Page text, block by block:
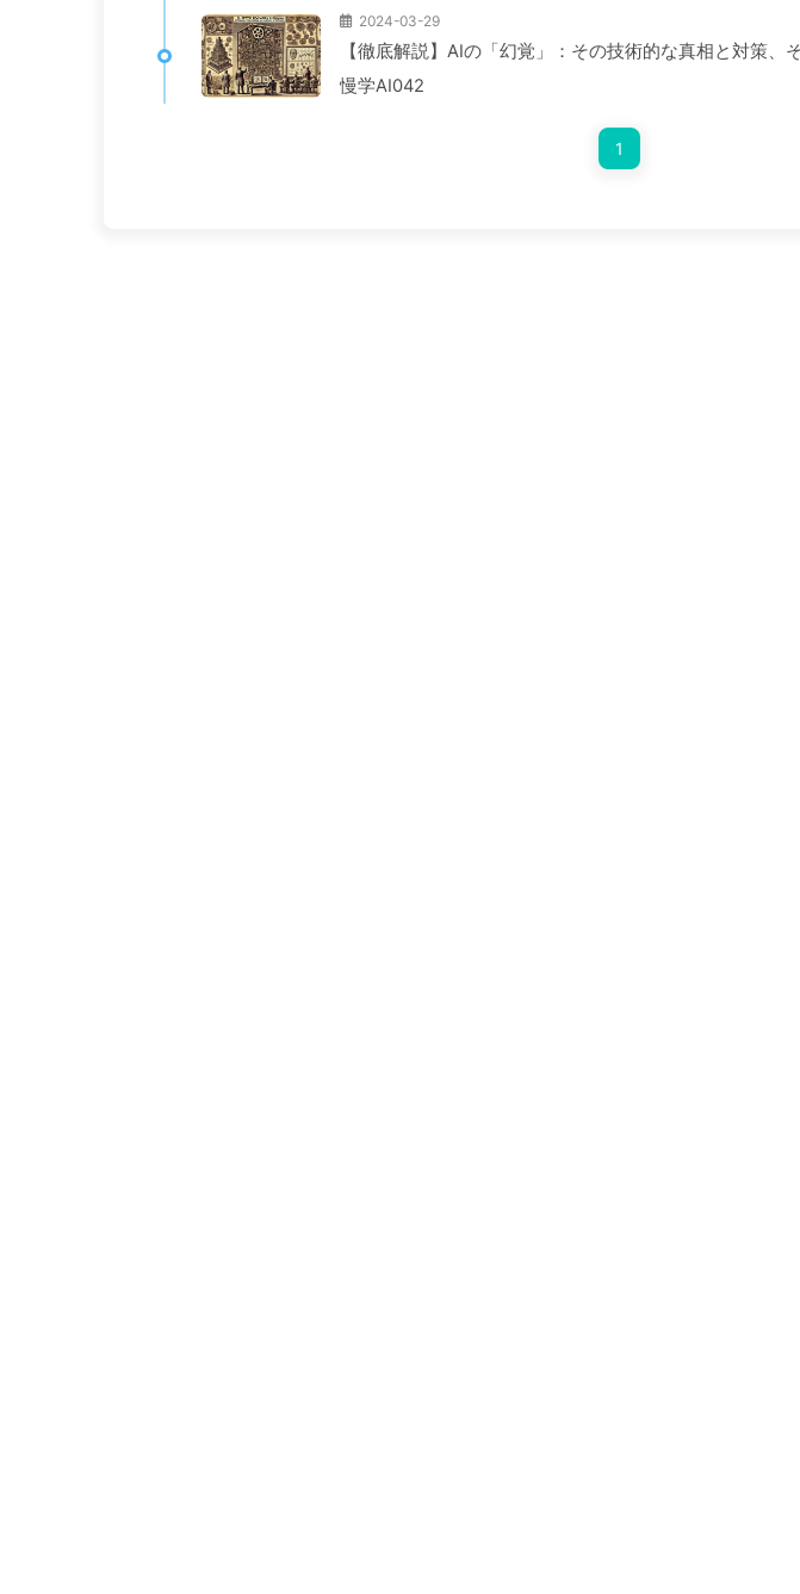
2024-03-29
【徹底解説】AIの「幻覚」：その技術的な真相と対策
慢学AI042
1